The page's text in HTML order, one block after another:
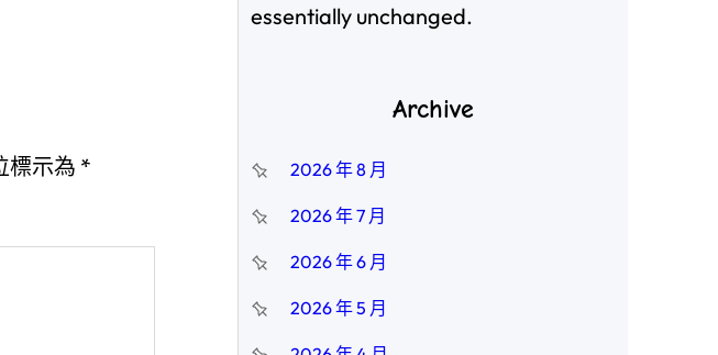
標示為 *
essentially unchanged.
Archive
2026 年 8 月
2026 年 7 月
2026 年 6 月
2026 年 5 月